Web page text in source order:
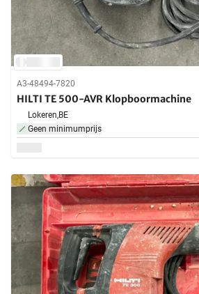
A3-48494-7820
HILTI TE 500-AVR Klopboormachine
Lokeren,BE
Geen minimumprijs